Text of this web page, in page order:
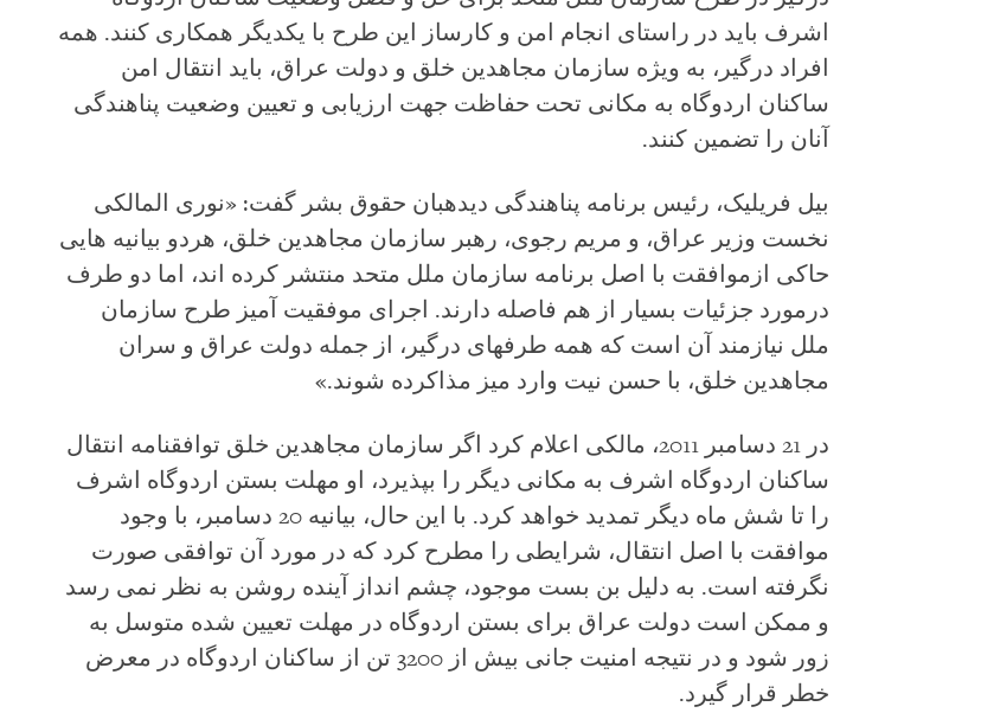
اشرف باید در راستای انجام امن و کارساز این طرح با یکدیگر همکاری کنند. همه
افراد درگیر، به ویژه سازمان مجاهدین خلق و دولت عراق، باید انتقال امن
ساکنان اردوگاه به مکانی تحت حفاظت جهت ارزیابی و تعیین وضعیت پناهندگی
آنان را تضمین کنند.
بیل فریلیک، رئیس برنامه پناهندگی دیده‏بان حقوق بشر گفت: «نوری المالکی
نخست وزیر عراق، و مریم رجوی، رهبر سازمان مجاهدین خلق، هردو بیانیه هایی
حاکی ازموافقت با اصل برنامه سازمان ملل متحد منتشر کرده اند، اما دو طرف
درمورد جزئیات بسیار از هم فاصله دارند. اجرای موفقیت آمیز طرح سازمان
ملل نیازمند آن است که همه طرف‏های درگیر، از جمله دولت عراق و سران
مجاهدین خلق، با حسن نیت وارد میز مذاکرده شوند.»
در 21 دسامبر 2011، مالکی اعلام کرد اگر سازمان مجاهدین خلق توافق‏نامه انتقال
ساکنان اردوگاه اشرف به مکانی دیگر را بپذیرد، او مهلت بستن اردوگاه اشرف
را تا شش ماه دیگر تمدید خواهد کرد. با این حال، بیانیه 20 دسامبر، با وجود
موافقت با اصل انتقال، شرایطی را مطرح کرد که در مورد آن توافقی صورت
نگرفته است. به دلیل بن بست موجود، چشم انداز آینده روشن به نظر نمی رسد
و ممکن است دولت عراق برای بستن اردوگاه در مهلت تعیین شده متوسل به
زور شود و در نتیجه امنیت جانی بیش از 3200 تن از ساکنان اردوگاه در معرض
خطر قرار گیرد.